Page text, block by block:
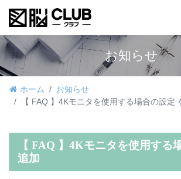
お知らせ
ホーム
お知らせ
【 FAQ 】4Kモニタを使用する場合の設定
【 FAQ 】4Kモニタを使用する
追加